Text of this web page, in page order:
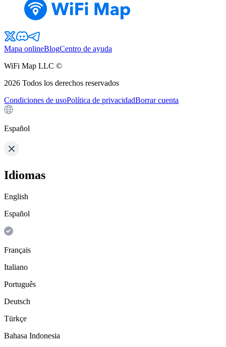
Mapa onlineBlogCentro de ayuda
WiFi Map LLC ©
2026 Todos los derechos reservados
Condiciones de usoPolítica de privacidadBorrar cuenta
Español
Idiomas
English
Español
Français
Italiano
Português
Deutsch
Türkçe
Bahasa Indonesia